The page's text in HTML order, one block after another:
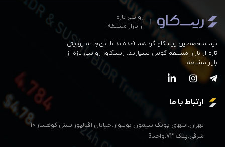
|
روایتی تازه
از بازار مشتقه
تیم متخصصین ریسکاو گرد هم آمده‌اند تا این‌جا به روایتی
تازه از بازار مشتقه گوش بسپارید. ریسکاو، روایتی تازه از
بازار مشتقه.
ارتباط با ما
تهران.انتهای پونک.سیمون بولیوار.خیابان اقبالپور.نبش کوهسار ۱۰
شرقی.پلاک ۷۳.واحد3